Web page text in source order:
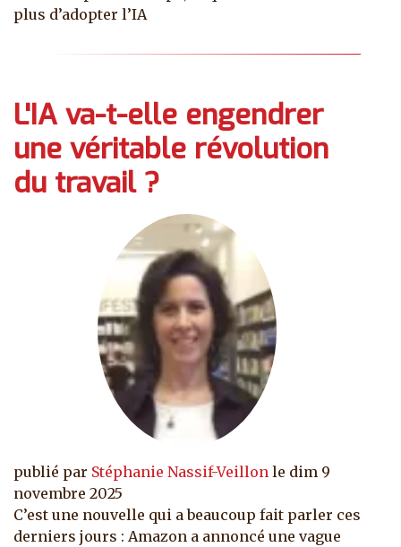
plus d’adopter l’IA
L'IA va-t-elle engendrer
une véritable révolution
du travail ?
publié par Stéphanie Nassif-Veillon le dim 9
novembre 2025
C’est une nouvelle qui a beaucoup fait parler ces
derniers jours : Amazon a annoncé une vague